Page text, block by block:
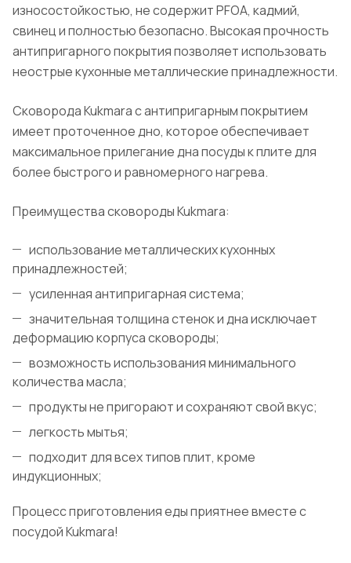
износостойкостью, не содержит PFOA, кадмий,
свинец и полностью безопасно. Высокая прочность
антипригарного покрытия позволяет использовать
неострые кухонные металлические принадлежности.
Сковорода Kukmara с антипригарным покрытием
имеет проточенное дно, которое обеспечивает
максимальное прилегание дна посуды к плите для
более быстрого и равномерного нагрева.
Преимущества сковороды Kukmara:
использование металлических кухонных
принадлежностей;
усиленная антипригарная система;
значительная толщина стенок и дна исключает
деформацию корпуса сковороды;
возможность использования минимального
количества масла;
продукты не пригорают и сохраняют свой вкус;
легкость мытья;
подходит для всех типов плит, кроме
индукционных;
Процесс приготовления еды приятнее вместе с
посудой Kukmara!